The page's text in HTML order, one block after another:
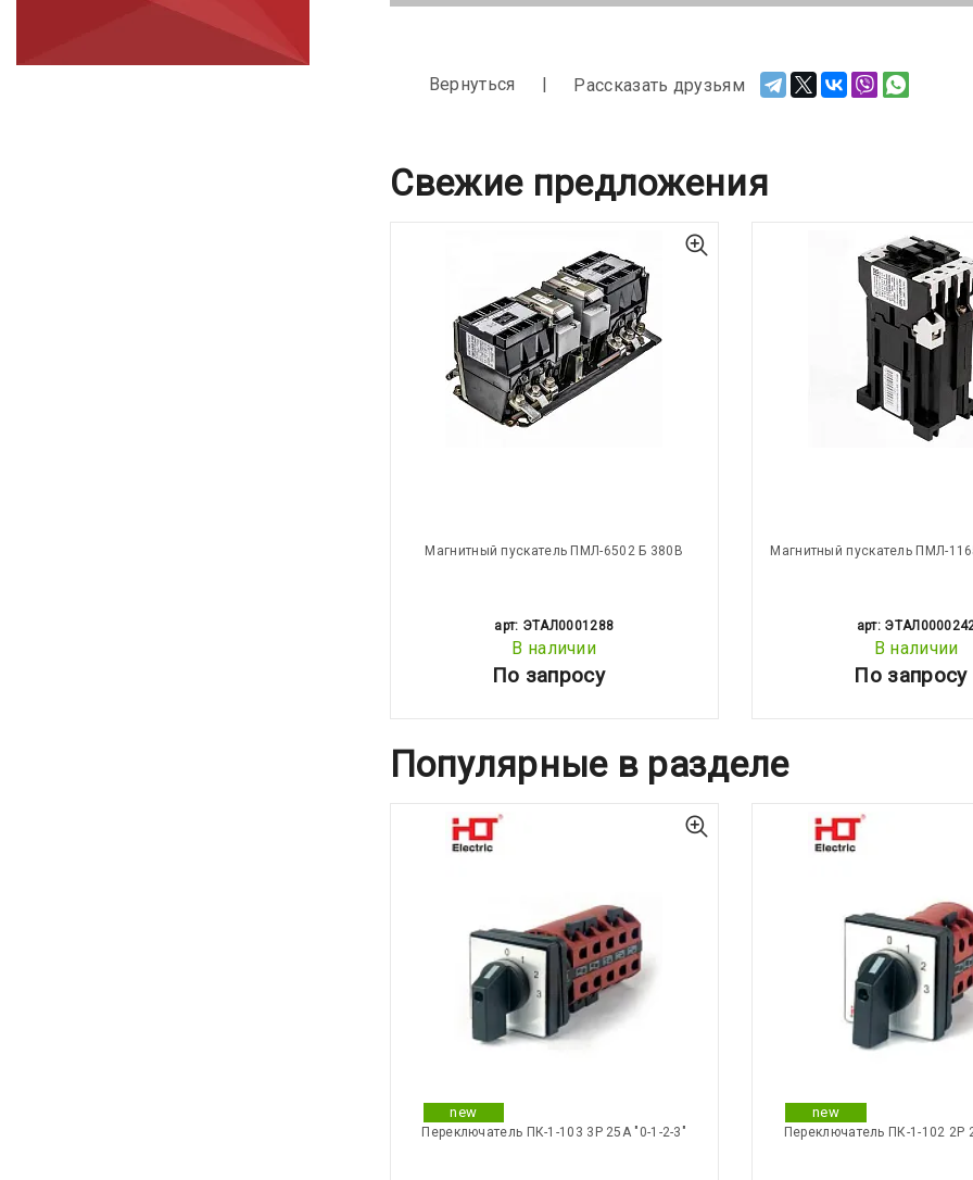
Вернуться Рассказать друзьям
Свежие предложения
Магнитный пускатель ПМЛ-6502 Б 380В
арт: ЭТАЛ0001288
В наличии
По запросу
Магнитный пускатель ПМЛ-
арт:
В наличии
По запросу
Популярные в разделе
new
Переключатель ПК-1-103 3Р 25А "0-1-2-3"
new
Переключатель ПК-1-102 2Р